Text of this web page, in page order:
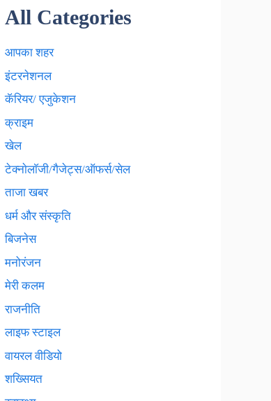
All Categories
आपका शहर
इंटरनेशनल
कॅरियर/ एजुकेशन
क्राइम
खेल
टेक्नाेलाॅजी/गैजेट्स/ऑफर्स/सेल
ताजा खबर
धर्म और संस्कृति
बिजनेस
मनोरंजन
मेरी कलम
राजनीति
लाइफ स्टाइल
वायरल वीडियो
शख्सियत